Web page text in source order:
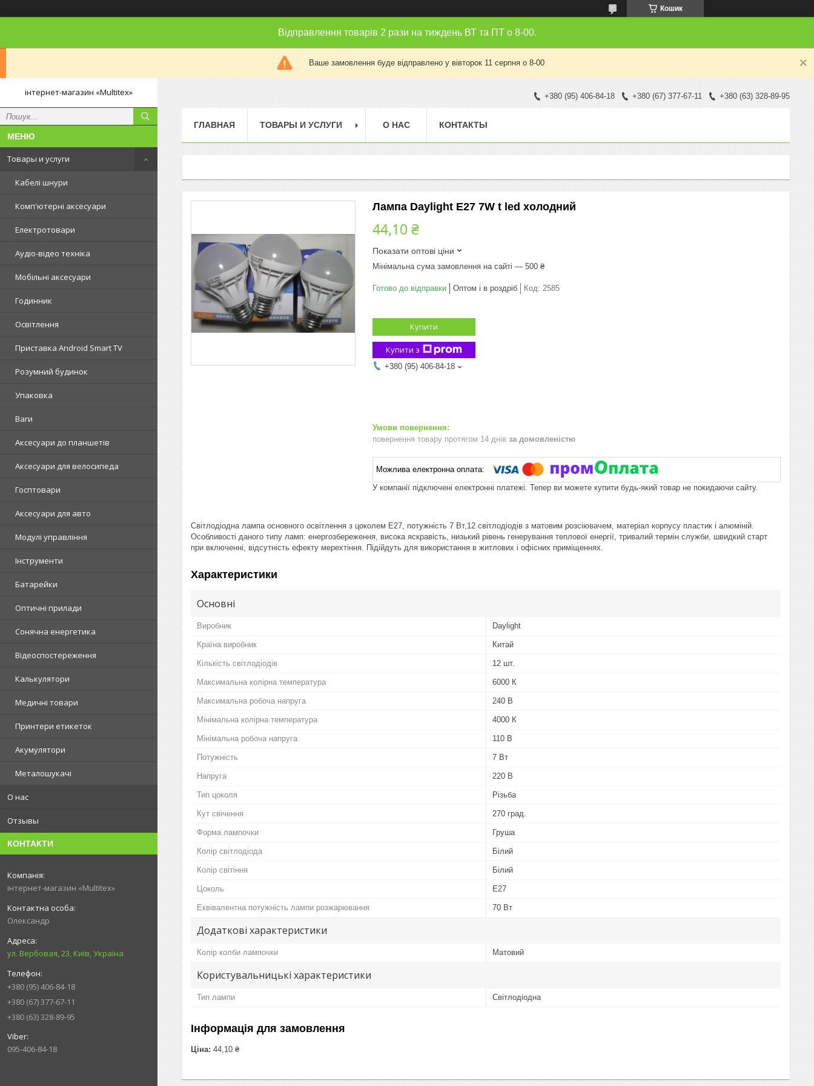
Кошик
Відправлення товарів 2 рази на тиждень ВТ та ПТ о 8-00.
Ваше замовлення буде відправлено у вівторок 11 серпня о 8-00
інтернет-магазин «Multitex»
Товары и услуги
Кабелі шнури
Комп'ютерні аксесуари
Електротовари
Аудіо-відео техніка
Мобільні аксесуари
Годинник
Освітлення
Приставка Android Smart TV
Розумний будинок
Упаковка
Ваги
Аксесуари до планшетів
Аксесуари для велосипеда
Госптовари
Аксесуари для авто
Модулі управління
Інструменти
Батарейки
Оптичні прилади
Сонячна енергетика
Відеоспостереження
Калькулятори
Медичні товари
Принтери етикеток
Акумулятори
Металошукачі
О нас
Отзывы
КОНТАКТИ
інтернет-магазин «Multitex»
Олександр
ул. Вербовая, 23, Київ, Україна
+380 (95) 406-84-18
+380 (67) 377-67-11
+380 (63) 328-89-95
095-406-84-18
+380 (95) 406-84-18 +380 (67) 377-67-11 +380 (63) 328-89-95
ГЛАВНАЯ ТОВАРЫ И УСЛУГИ О НАС КОНТАКТЫ
Лампа Daylight E27 7W t led холодний
44,10 ₴
Показати оптові ціни
Мінімальна сума замовлення на сайті — 500 ₴
Готово до відправки Оптом і в роздріб Код: 2585
Купити
Купити з
+380 (95) 406-84-18
повернення товару протягом 14 днів за домовленістю
У компанії підключені електронні платежі. Тепер ви можете купити будь-який товар не покидаючи сайту.
Світлодіодна лампа основного освітлення з цоколем E27, потужність 7 Вт,12 світлодіодів з матовим розсіювачем, матеріал корпусу пластик і алюміній.
Особливості даного типу ламп: енергозбереження, висока яскравість, низький рівень генерування теплової енергії, тривалий термін служби, швидкий старт
при включенні, відсутність ефекту мерехтіння. Підійдуть для використання в житлових і офісних приміщеннях.
Характеристики
Основні
Виробник Daylight
Країна виробник Китай
Кількість світлодіодів 12 шт.
Максимальна колірна температура 6000 К
Максимальна робоча напруга 240 В
Мінімальна колірна температура 4000 К
Мінімальна робоча напруга 110 В
Потужність 7 Вт
Напруга 220 В
Тип цоколя Різьба
Кут свічення 270 град.
Форма лампочки Груша
Колір світлодіода Білий
Колір світіння Білий
Цоколь E27
Еквівалентна потужність лампи розжарювання 70 Вт
Додаткові характеристики
Колір колби лампочки Матовий
Користувальницькі характеристики
Тип лампи Світлодіодна
Інформація для замовлення
Ціна: 44,10 ₴